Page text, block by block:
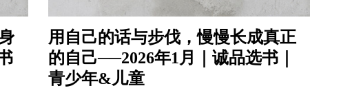
用自己的话与步伐，慢慢长成真正
的自己──2026年1月｜诚品选书｜
青少年&儿童